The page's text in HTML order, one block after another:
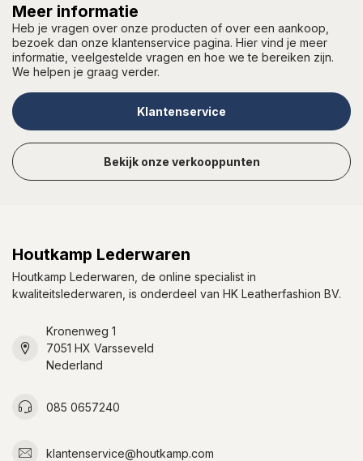
Meer informatie
Heb je vragen over onze producten of over een aankoop,
bezoek dan onze klantenservice pagina. Hier vind je meer
informatie, veelgestelde vragen en hoe we te bereiken zijn.
We helpen je graag verder.
Klantenservice
Bekijk onze verkooppunten
Houtkamp Lederwaren
Houtkamp Lederwaren, de online specialist in
kwaliteitslederwaren, is onderdeel van HK Leatherfashion BV.
Kronenweg 1
7051 HX Varsseveld
Nederland
085 0657240
klantenservice@houtkamp.com